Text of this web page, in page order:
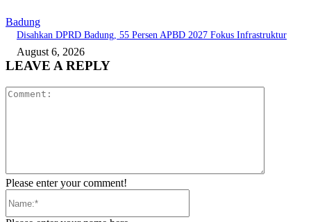
Badung
Disahkan DPRD Badung, 55 Persen APBD 2027 Fokus Infrastruktur
August 6, 2026
LEAVE A REPLY
Please enter your comment!